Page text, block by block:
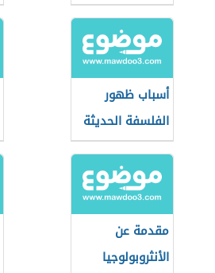
أسباب ظهور
الفلسفة الحديثة
مقدمة عن
الأنثروبولوجيا